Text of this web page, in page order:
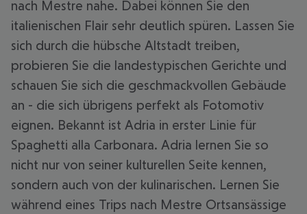
nach Mestre nahe. Dabei können Sie den
italienischen Flair sehr deutlich spüren. Lassen Sie
sich durch die hübsche Altstadt treiben,
probieren Sie die landestypischen Gerichte und
schauen Sie sich die geschmackvollen Gebäude
an - die sich übrigens perfekt als Fotomotiv
eignen. Bekannt ist Adria in erster Linie für
Spaghetti alla Carbonara. Adria lernen Sie so
nicht nur von seiner kulturellen Seite kennen,
sondern auch von der kulinarischen. Lernen Sie
während eines Trips nach Mestre Ortsansässige